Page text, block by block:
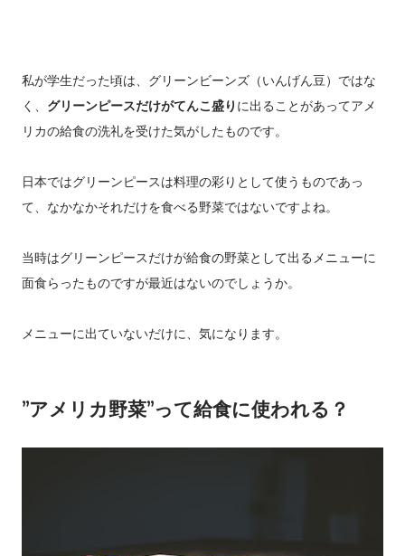
私が学生だった頃は、グリーンビーンズ（いんげん豆）ではな
く、 グリーンピースだけがてんこ盛り に出ることがあってアメ
リカの給食の洗礼を受けた気がしたものです。
日本ではグリーンピースは料理の彩りとして使うものであっ
て、なかなかそれだけを食べる野菜ではないですよね。
当時はグリーンピースだけが給食の野菜として出るメニューに
面食らったものですが最近はないのでしょうか。
メニューに出ていないだけに、気になります。
”アメリカ野菜”って給食に使われる？